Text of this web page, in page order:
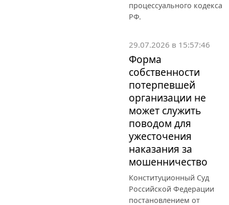
процессуального кодекса
РФ.
29.07.2026 в 15:57:46
Форма
собственности
потерпевшей
организации не
может служить
поводом для
ужесточения
наказания за
мошенничество
Конституционный Суд
Российской Федерации
постановлением от